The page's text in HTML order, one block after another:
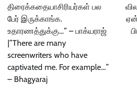
திரைக்கதையாசிரியர்கள் பல
பேர் இருக்காங்க.
உதாரணத்துக்கு…” – பாக்யராஜ்
|”There are many
screenwriters who have
captivated me. For example…”
– Bhagyaraj